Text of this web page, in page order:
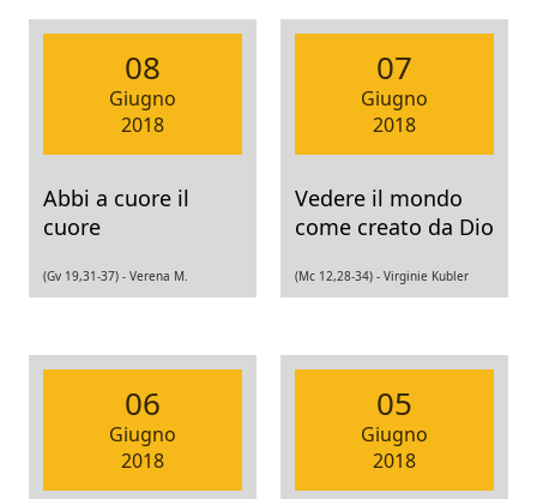
08
Giugno
2018
Abbi a cuore il
cuore
(Gv 19,31-37) - Verena M.
07
Giugno
2018
Vedere il mondo
come creato da Dio
(Mc ​12,28-34) - Virginie Kubler
06
Giugno
2018
05
Giugno
2018